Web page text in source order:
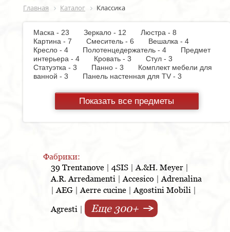
Главная Каталог Классика
Маска - 23 Зеркало - 12
Люстра - 8
Картина - 7
Смеситель - 6
Вешалка - 4
Кресло - 4
Полотенцедержатель - 4
Предмет
интерьера - 4
Кровать - 3
Стул - 3
Статуэтка - 3
Панно - 3
Комплект мебели для
ванной - 3
Панель настенная для TV - 3
Подсвечник - 2Бра - 2Кухня - 2
Консоль - 2Светильник - 1Стул барный - 1
Матраc - 1Мыльница - 1Унитаз - 1
лампа - 1Комод - 1
Показать все предметы
Фабрики:
39 Trentanove | 4SIS | A.&H. Meyer |
A.R. Arredamenti | Accesico | Adrenalina
| AEG | Aerre cucine | Agostini Mobili |
Agresti | Еще 300+